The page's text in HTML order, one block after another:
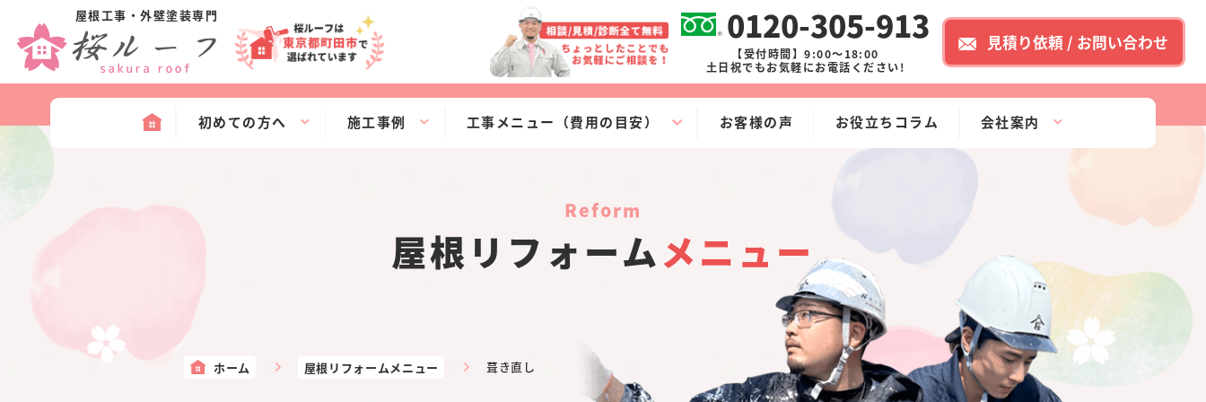
屋根工事・外壁塗装専門 0120-305-913
【受付時間】9:00～18:00
土日祝でもお気軽にお電話ください!
見積り依頼 / お問い合わせ
初めての方へ 施工事例 工事メニュー（費用の目安） お客様の声 お役立ちコラム 会社案内
reform
屋根リフォームメニュー
ホーム 屋根リフォームメニュー 葺き直し